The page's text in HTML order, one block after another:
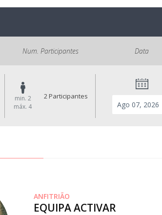
Num. Participantes Data
min. 2
máx. 4
2 Participantes
ANFITRIÃO
EQUIPA ACTIVAR